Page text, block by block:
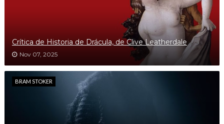
Crítica de Historia de Drácula, de Clive Leatherdale
Nov 07, 2025
BRAM STOKER